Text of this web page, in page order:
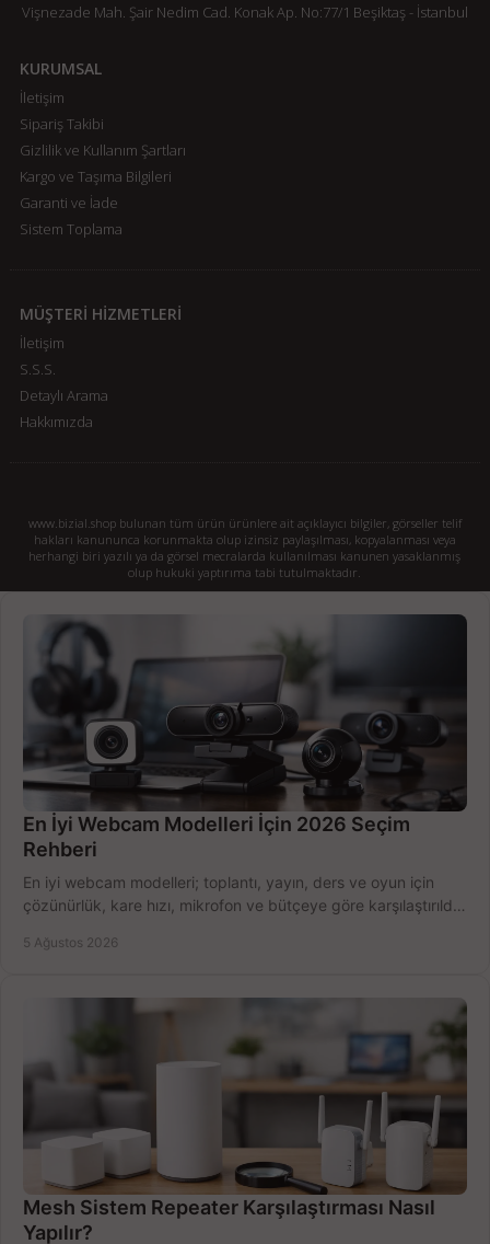
Vişnezade Mah. Şair Nedim Cad. Konak Ap. No:77/1 Beşiktaş - İstanbul
KURUMSAL
İletişim
Sipariş Takibi
Gizlilik ve Kullanım Şartları
Kargo ve Taşıma Bilgileri
Garanti ve İade
Sistem Toplama
MÜŞTERİ HİZMETLERİ
İletişim
S.S.S.
Detaylı Arama
Hakkımızda
www.bizial.shop bulunan tüm ürün ürünlere ait açıklayıcı bilgiler, görseller telif
hakları kanununca korunmakta olup izinsiz paylaşılması, kopyalanması veya
herhangi biri yazılı ya da görsel mecralarda kullanılması kanunen yasaklanmış
olup hukuki yaptırıma tabi tutulmaktadır.
En İyi Webcam Modelleri İçin 2026 Seçim
Rehberi
En iyi webcam modelleri; toplantı, yayın, ders ve oyun için
çözünürlük, kare hızı, mikrofon ve bütçeye göre karşılaştırıldı.
5 Ağustos 2026
Mesh Sistem Repeater Karşılaştırması Nasıl
Yapılır?